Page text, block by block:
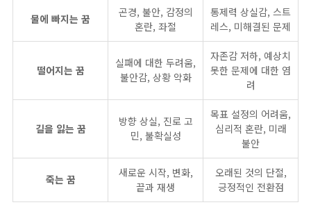
물에 빠지는 꿈
곤경, 불안, 감정의
혼란, 좌절
통제력 상실감, 스트
레스, 미해결된 문제
떨어지는 꿈
실패에 대한 두려움,
불안감, 상황 악화
자존감 저하, 예상치
못한 문제에 대한 염
려
길을 잃는 꿈
방향 상실, 진로 고
민, 불확실성
목표 설정의 어려움,
심리적 혼란, 미래
불안
죽는 꿈
새로운 시작, 변화,
끝과 재생
오래된 것의 단절,
긍정적인 전환점